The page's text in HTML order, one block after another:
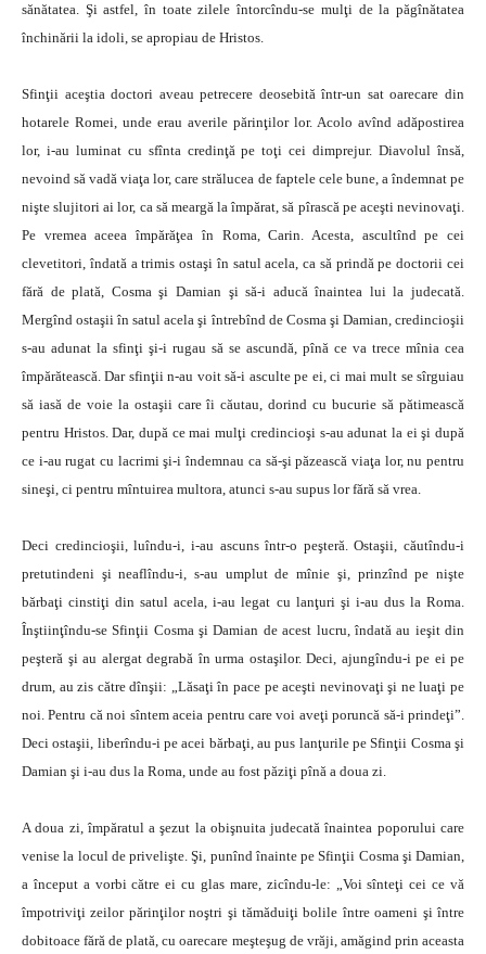
sănătatea. Şi astfel, în toate zilele întorcîndu-se mulţi de la păgînătatea
închinării la idoli, se apropiau de Hristos.
Sfinţii aceştia doctori aveau petrecere deosebită într-un sat oarecare din
hotarele Romei, unde erau averile părinţilor lor. Acolo avînd adăpostirea
lor, i-au luminat cu sfînta credinţă pe toţi cei dimprejur. Diavolul însă,
nevoind să vadă viaţa lor, care strălucea de faptele cele bune, a îndemnat pe
nişte slujitori ai lor, ca să meargă la împărat, să pîrască pe aceşti nevinovaţi.
Pe vremea aceea împărăţea în Roma, Carin. Acesta, ascultînd pe cei
clevetitori, îndată a trimis ostaşi în satul acela, ca să prindă pe doctorii cei
fără de plată, Cosma şi Damian şi să-i aducă înaintea lui la judecată.
Mergînd ostaşii în satul acela şi întrebînd de Cosma şi Damian, credincioşii
s-au adunat la sfinţi şi-i rugau să se ascundă, pînă ce va trece mînia cea
împărătească. Dar sfinţii n-au voit să-i asculte pe ei, ci mai mult se sîrguiau
să iasă de voie la ostaşii care îi căutau, dorind cu bucurie să pătimească
pentru Hristos. Dar, după ce mai mulţi credincioşi s-au adunat la ei şi după
ce i-au rugat cu lacrimi şi-i îndemnau ca să-şi păzească viaţa lor, nu pentru
sineşi, ci pentru mîntuirea multora, atunci s-au supus lor fără să vrea.
Deci credincioşii, luîndu-i, i-au ascuns într-o peşteră. Ostaşii, căutîndu-i
pretutindeni şi neaflîndu-i, s-au umplut de mînie şi, prinzînd pe nişte
bărbaţi cinstiţi din satul acela, i-au legat cu lanţuri şi i-au dus la Roma.
Înştiinţîndu-se Sfinţii Cosma şi Damian de acest lucru, îndată au ieşit din
peşteră şi au alergat degrabă în urma ostaşilor. Deci, ajungîndu-i pe ei pe
drum, au zis către dînşii: „Lăsaţi în pace pe aceşti nevinovaţi şi ne luaţi pe
noi. Pentru că noi sîntem aceia pentru care voi aveţi poruncă să-i prindeţi”.
Deci ostaşii, liberîndu-i pe acei bărbaţi, au pus lanţurile pe Sfinţii Cosma şi
Damian şi i-au dus la Roma, unde au fost păziţi pînă a doua zi.
A doua zi, împăratul a şezut la obişnuita judecată înaintea poporului care
venise la locul de privelişte. Şi, punînd înainte pe Sfinţii Cosma şi Damian,
a început a vorbi către ei cu glas mare, zicîndu-le: „Voi sînteţi cei ce vă
împotriviţi zeilor părinţilor noştri şi tămăduiţi bolile între oameni şi între
dobitoace fără de plată, cu oarecare meşteşug de vrăji, amăgind prin aceasta